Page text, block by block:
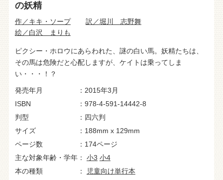
の妖精
作／キキ・ソープ
訳／堀川 志野舞
絵／白沢 まりも
ピクシー・ホロウにあらわれた、謎の白い馬。妖精たちは、
その馬は危険だと心配しますが、ケイトは乗ってしま
い・・・！？
発売年月
2015年3月
ISBN
978-4-591-14442-8
判型
四六判
サイズ
188mm x 129mm
ページ数
174ページ
主な対象年齢・学年
小3 小4
本の種類
児童向け単行本